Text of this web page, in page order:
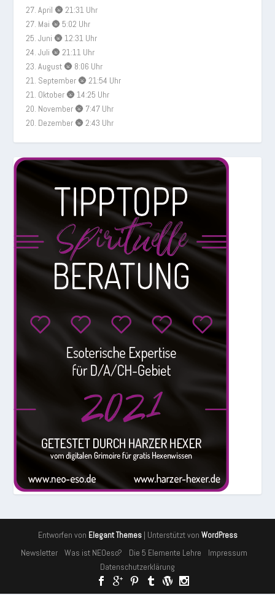
27. April 🌚 21:31 Uhr
27. Mai 🌚 5:02 Uhr
25. Juni 🌚 12:31 Uhr
24. Juli 🌚 21:11 Uhr
23. August 🌚 8:06 Uhr
21. September 🌚 21:54 Uhr
21. Oktober 🌚 14:25 Uhr
20. November 🌚 7:47 Uhr
20. Dezember 🌚 2:43 Uhr
Entworfen von Elegant Themes| Unterstützt von WordPress
Newsletter Was ist NEOeso? Die 5 Elemente Lehre
Impressum
Datenschutzerklärung